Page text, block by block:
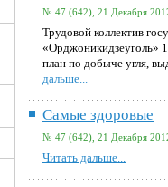
№ 47 (642), 21 Декабря
Трудовой коллектив
«Орджоникидзеуголь»
план по добыче угля,
дальше...
Самые здоровые
№ 47 (642), 21 Декабря
Читать дальше...